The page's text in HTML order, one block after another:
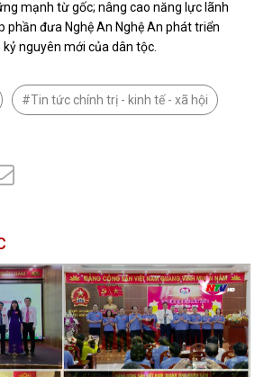
mạnh từ gốc; nâng cao năng lực lãnh
phần đưa Nghệ An Nghệ An phát triển
nguyên mới của dân tộc.
Tin tức chính trị - kinh tế - xã hội